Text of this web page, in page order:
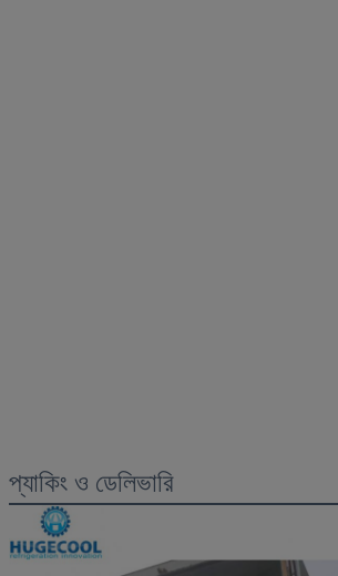
প্যাকিং ও ডেলিভারি